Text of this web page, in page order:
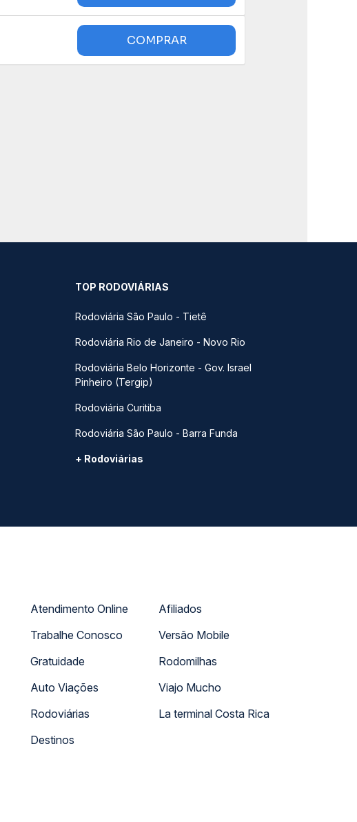
TOP RODOVIÁRIAS
Rodoviária São Paulo - Tietê
Rodoviária Rio de Janeiro - Novo Rio
Rodoviária Belo Horizonte - Gov. Israel
Pinheiro (Tergip)
Rodoviária Curitiba
Rodoviária São Paulo - Barra Funda
+ Rodoviárias
Atendimento Online
Trabalhe Conosco
Gratuidade
Auto Viações
Rodoviárias
Destinos
Afiliados
Versão Mobile
Rodomilhas
Viajo Mucho
La terminal Costa Rica